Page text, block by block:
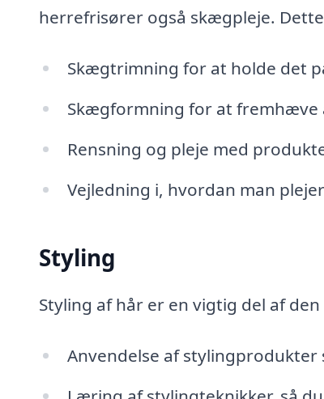
herrefrisører også skægpleje.
Skægtrimning for at holde det
Skægformning for at
Rensning og pleje med
Vejledning i, hvordan man
Styling
Styling af hår er en vigtig del af
Anvendelse af